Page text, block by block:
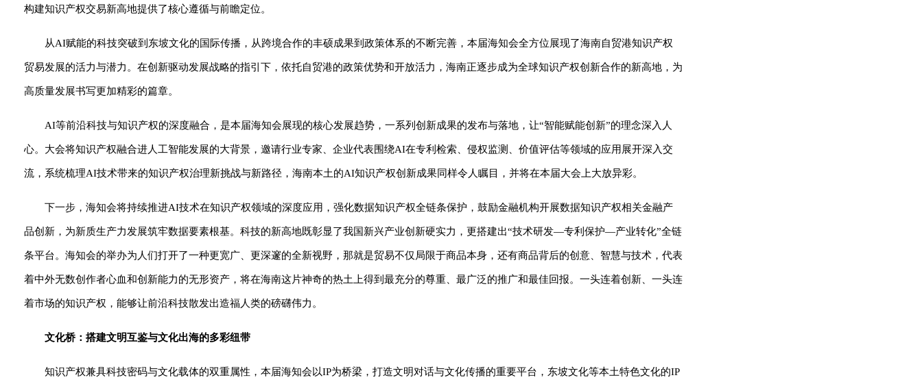
构建知识产权交易新高地提供了核心遵循与前瞻定位。
从AI赋能的科技突破到东坡文化的国际传播，从跨境合作的丰硕成果到政策体系的不断完善，本届海知会全方位展现了海南自贸港知识产权
贸易发展的活力与潜力。在创新驱动发展战略的指引下，依托自贸港的政策优势和开放活力，海南正逐步成为全球知识产权创新合作的新高地，为
高质量发展书写更加精彩的篇章。
AI等前沿科技与知识产权的深度融合，是本届海知会展现的核心发展趋势，一系列创新成果的发布与落地，让“智能赋能创新”的理念深入人
心。大会将知识产权融合进人工智能发展的大背景，邀请行业专家、企业代表围绕AI在专利检索、侵权监测、价值评估等领域的应用展开深入交
流，系统梳理AI技术带来的知识产权治理新挑战与新路径，海南本土的AI知识产权创新成果同样令人瞩目，并将在本届大会上大放异彩。
下一步，海知会将持续推进AI技术在知识产权领域的深度应用，强化数据知识产权全链条保护，鼓励金融机构开展数据知识产权相关金融产
品创新，为新质生产力发展筑牢数据要素根基。科技的新高地既彰显了我国新兴产业创新硬实力，更搭建出“技术研发—专利保护—产业转化”全链
条平台。海知会的举办为人们打开了一种更宽广、更深邃的全新视野，那就是贸易不仅局限于商品本身，还有商品背后的创意、智慧与技术，代表
着中外无数创作者心血和创新能力的无形资产，将在海南这片神奇的热土上得到最充分的尊重、最广泛的推广和最佳回报。一头连着创新、一头连
着市场的知识产权，能够让前沿科技散发出造福人类的磅礴伟力。
文化桥：搭建文明互鉴与文化出海的多彩纽带
知识产权兼具科技密码与文化载体的双重属性，本届海知会以IP为桥梁，打造文明对话与文化传播的重要平台，东坡文化等本土特色文化的IP